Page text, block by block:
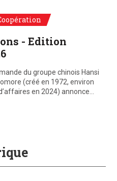
- Edition
du groupe chinois Hansi
(créé en 1972, environ
en 2024) annonce…